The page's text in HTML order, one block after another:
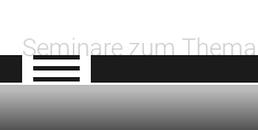
Seminare zum Thema